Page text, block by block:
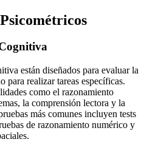
están diseñados para evaluar la
para realizar tareas específicas.
como el razonamiento
la comprensión lectora y la
más comunes incluyen tests
de razonamiento numérico y